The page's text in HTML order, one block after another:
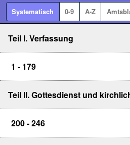
Systematisch 0-9 A-Z
Teil I. Verfassung
1 - 179
Teil II. Gottesdienst und
200 - 246